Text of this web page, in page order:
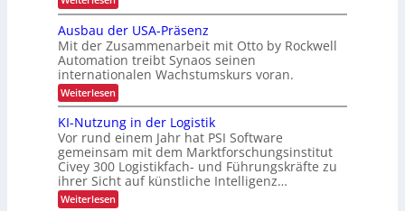
e
n
L
a
s
t
e
n
t
a
n
c
i
g
e
E
i
n
ä
t
e
i
g
a
r
e
t
t
e
n
r
ü
c
k
m
e
l
d
n
g
l
e
f
e
r
u
n
g
d
a
n
k
A
i
m
A
t
o
m
a
t
i
i
e
r
e
s
P
Ausbau der USA-Präsenz
Mit der Zusammenarbeit mit Otto by Rockwell
Automation treibt Synaos seinen
internationalen Wachstumskurs voran.
Weiterlesen:
A
s
b
a
u
d
e
r
KI-Nutzung in der Logistik
Vor rund einem Jahr hat PSI Software
gemeinsam mit dem Marktforschungsinstitut
Civey 300 Logistikfach- und Führungskräfte zu
ihrer Sicht auf künstliche Intelligenz…
Weiterlesen: